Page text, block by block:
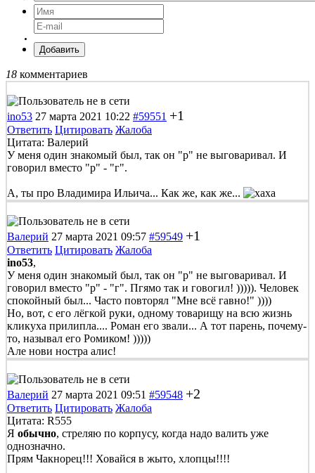
Добавить
18 комментариев
ino53 27 марта 2021 10:22 #59551 +1
Ответить Цитировать Жалоба
Цитата: Валерий
У меня один знакомый был, так он "р" не выговаривал. И
говорил вместо "р" - "г".
А, ты про Владимира Ильича... Как же, как же...
Валерий 27 марта 2021 09:57 #59549 +1
Ответить Цитировать Жалоба
ino53,
У меня один знакомый был, так он "р" не выговаривал. И
говорил вместо "р" - "г". Пгямо так и говогил! ))))). Человек
спокойный был... Часто повторял "Мне всё гавно!" ))))
Но, вот, с его лёгкой руки, одному товарищу на всю жизнь
кликуха прилипла.... Роман его звали... А тот парень, почему-
то, называл его Ромиком! )))))
Але нови ностра алис!
Валерий 27 марта 2021 09:51 #59548 +2
Ответить Цитировать Жалоба
Цитата: R555
Я обычно, стреляю по корпусу, когда надо валить уже
однозначно.
Прям Чакнорец!!! Ховайся в жыто, хлопцы!!!!